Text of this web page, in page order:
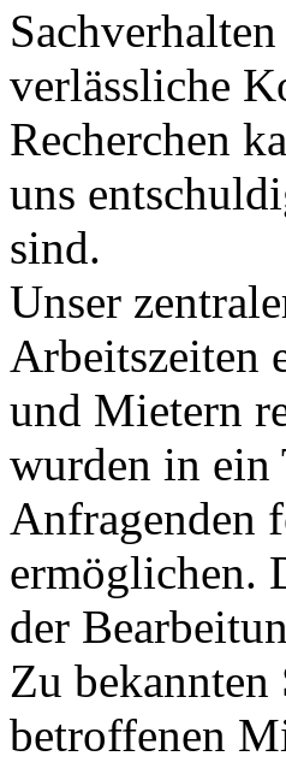
verlässliche
Recherchen
uns
sind.
Unser
Arbeitszeiten
und Mietern
wurden in ein
Anfragenden
ermöglichen.
der
Zu
betroffenen